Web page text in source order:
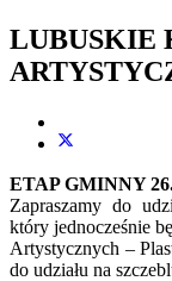
LUBUSKIE
ETAP GMINNY
Zapraszamy do
który jednocześnie
Artystycznych –
do udziału na